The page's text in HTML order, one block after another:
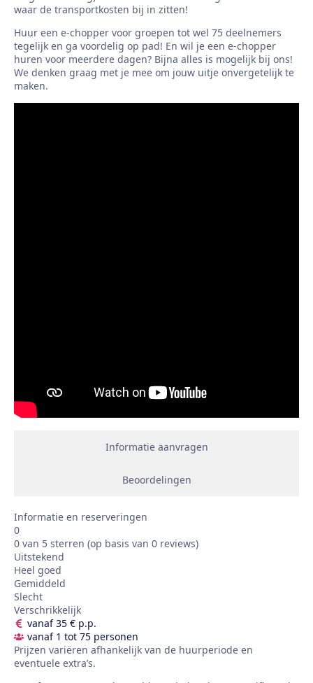
waar de transportkosten bij in zitten!
Huur een e-chopper voor groepen tot wel 75 deelnemers
tegelijk en ga voordelig op pad! En wil je een e-chopper
huren voor meerdere dagen? Bijna alles is mogelijk bij ons!
We denken graag met je mee om jouw uitje onvergetelijk te
maken.
Informatie aanvragen
Beoordelingen
Informatie en reserveringen
0
0 van 5 sterren (op basis van 0 reviews)
Uitstekend
Heel goed
Gemiddeld
Slecht
Verschrikkelijk
vanaf 35 € p.p.
vanaf 1 tot 75 personen
Prijzen variëren afhankelijk van de huurperiode en
eventuele extra’s.